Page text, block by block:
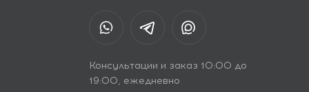
Консультации и заказ 10:00 до
19:00, ежедневно